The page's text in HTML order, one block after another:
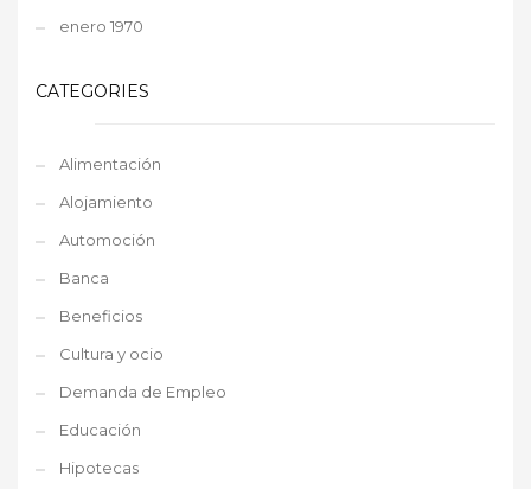
enero 1970
CATEGORIES
Alimentación
Alojamiento
Automoción
Banca
Beneficios
Cultura y ocio
Demanda de Empleo
Educación
Hipotecas